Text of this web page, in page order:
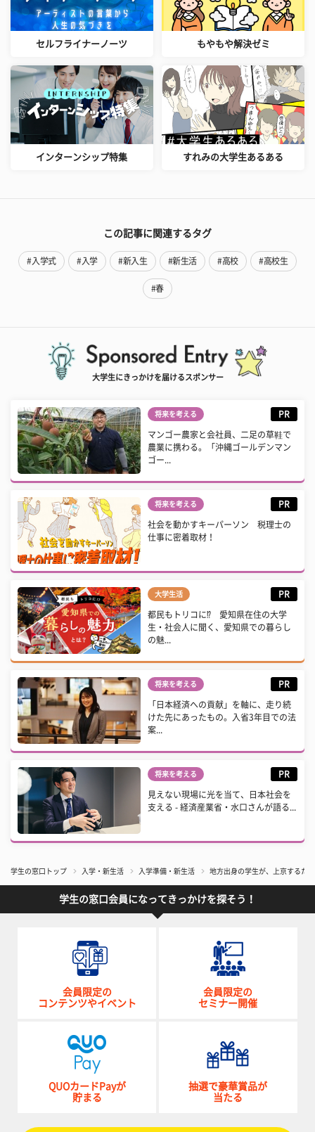
セルフライナーノーツ もやもや解決ゼミ
インターンシップ特集 すれみの大学生あるある
この記事に関連するタグ
#入学式 #入学 #新入生 #新生活 #高校 #高校生
#春
大学生にきっかけを届けるスポンサー
将来を考える PR
マンゴー農家と会社員、二足の草鞋で
農業に携わる。「沖縄ゴールデンマン
ゴー...
将来を考える PR
社会を動かすキーパーソン 税理士の
仕事に密着取材！
大学生活 PR
都民もトリコに⁉ 愛知県在住の大学
生・社会人に聞く、愛知県での暮らし
の魅...
将来を考える PR
「日本経済への貢献」を軸に、走り続
けた先にあったもの。入省3年目での法
案...
将来を考える PR
見えない現場に光を当て、日本社会を
支える - 経済産業省・水口さんが語る...
学生の窓口トップ 入学・新生活 入学準備・新生活 地方出身の学生が、上京するた
学生の窓口会員になってきっかけを探そう！
会員限定の
コンテンツやイベント
会員限定の
セミナー開催
QUOカードPayが
貯まる
抽選で豪華賞品が
当たる